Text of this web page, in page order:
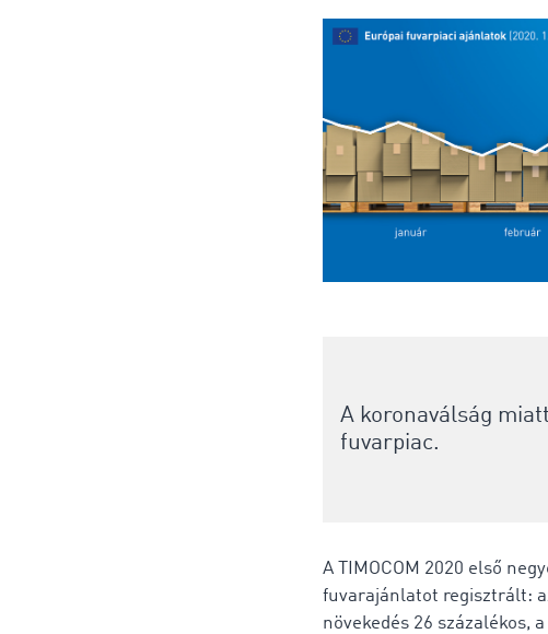
A koronaválság
fuvarpiac.
A TIMOCOM 2020 első
fuvarajánlatot regisztrált:
növekedés 26 százalékos,